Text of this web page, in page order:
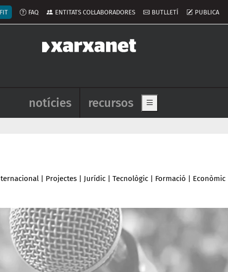
compte d'usuari
FAQ ENTITATS COL·LABORADORES BUTLLETÍ PUBLICA
Navegació principal de
notícies recursos Show main menu
| Projectes | Jurídic | Tecnològic | Formació | Econòmic